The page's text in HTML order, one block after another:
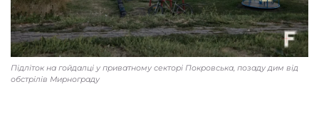
Підліток на гойдалці у приватному секторі Покровська, позаду дим від
обстрілів Мирнограду